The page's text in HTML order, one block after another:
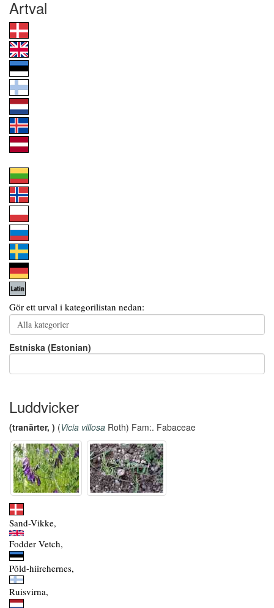
Artval
Gör ett urval i kategorilistan nedan:
Estniska (Estonian)
Luddvicker
(tranärter, ) (Vicia villosa Roth) Fam:. Fabaceae
Sand-Vikke,
Fodder Vetch,
Põld-hiirehernes,
Ruisvirna,